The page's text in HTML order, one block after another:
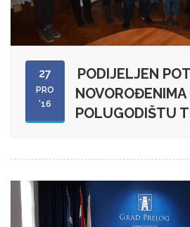
27
PRO
'16
PODIJELJEN
POLUGODIŠTU